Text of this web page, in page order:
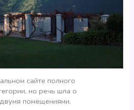
сайте полного
но речь шла о
помещениями.